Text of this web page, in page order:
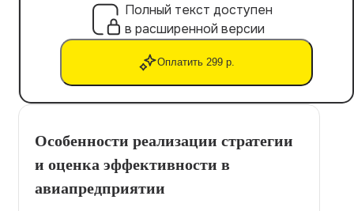
Полный текст доступен
в расширенной версии
Оплатить 299 р.
Особенности реализации стратегии
и оценка эффективности в
авиапредприятии